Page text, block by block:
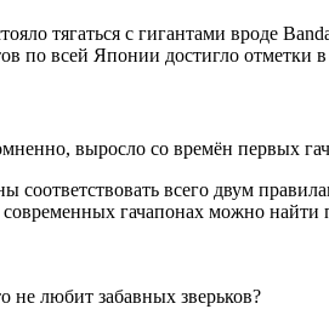
тягаться с гигантами вроде
по всей Японии достигло отметки
выросло со времён первых
всего двум
гачапонах можно
любит забавных зверьков?